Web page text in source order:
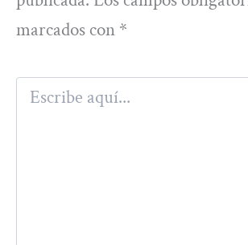
marcados con *
Escribe
aquí...